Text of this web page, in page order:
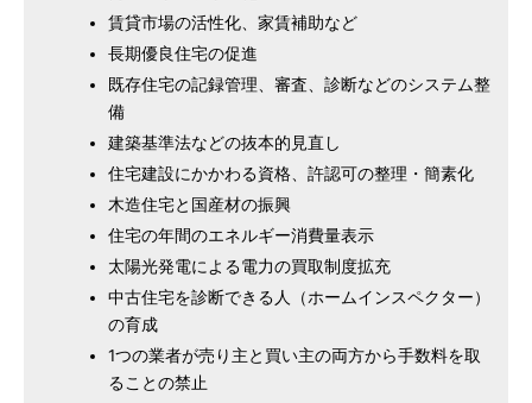
賃貸市場の活性化、家賃補助など
長期優良住宅の促進
既存住宅の記録管理、審査、診断などのシステム整
備
建築基準法などの抜本的見直し
住宅建設にかかわる資格、許認可の整理・簡素化
木造住宅と国産材の振興
住宅の年間のエネルギー消費量表示
太陽光発電による電力の買取制度拡充
中古住宅を診断できる人（ホームインスペクター）
の育成
1つの業者が売り主と買い主の両方から手数料を取
ることの禁止